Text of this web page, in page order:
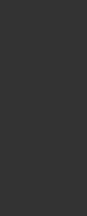
24.
26. A
27.
28.1.
KÖNYVEI
minden más